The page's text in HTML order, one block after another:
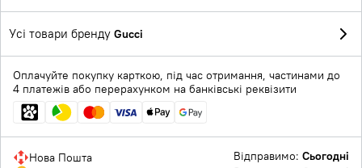
Усі товари бренду Gucci
Оплачуйте покупку карткою, під час отримання, частинами до
4 платежів або перерахунком на банківські реквізити
Нова Пошта Відправимо: Сьогодні